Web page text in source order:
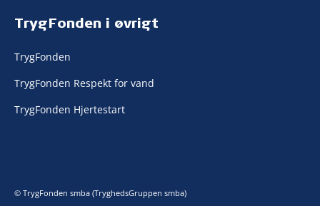
TrygFonden i øvrigt
TrygFonden
TrygFonden Respekt for vand
TrygFonden Hjertestart
© TrygFonden smba (TryghedsGruppen smba)